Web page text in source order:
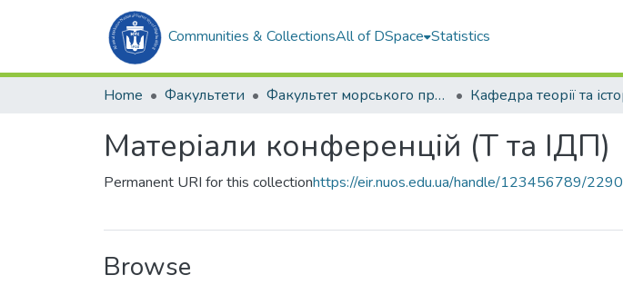
Communities & CollectionsAll of DSpace Statistics
Home Факультети Факультет морського права (ФМП)
Матеріали конференцій (Т та ІДП)
Permanent URI for this collectionhttps://eir.nuos.edu.ua/handle/123456789/2290
Browse